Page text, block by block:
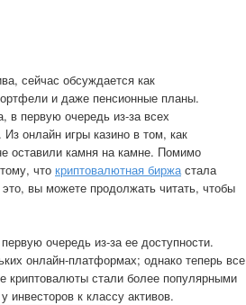
сейчас обсуждается как
и даже пенсионные планы.
в первую очередь из-за всех
онлайн игры казино в том, как
оставили камня на камне. Помимо
что криптовалютная биржастала
вы можете продолжать читать, чтобы
очередь из-за ее доступности.
онлайн-платформах; однако теперь все
криптовалюты стали более популярными
инвесторов к классу активов.